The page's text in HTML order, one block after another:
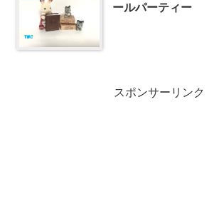
ールパーティー
スポンサーリンク